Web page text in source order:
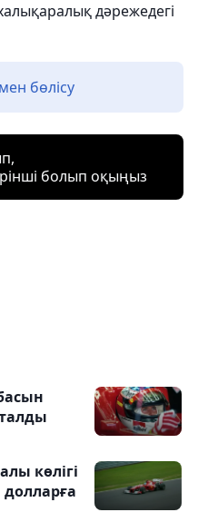
дәрежедегі
бөлісу
болып оқыңыз
көлігі